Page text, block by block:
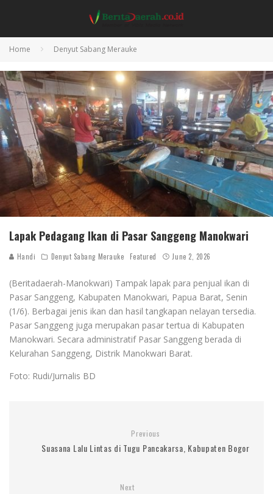
Home Denyut Sabang Merauke
Lapak Pedagang Ikan di Pasar Sanggeng Manokwari
Handi Denyut Sabang Merauke Featured June 2, 2026
(Beritadaerah-Manokwari) Tampak lapak para penjual ikan di
Pasar Sanggeng, Kabupaten Manokwari, Papua Barat, Senin
(1/6). Berbagai jenis ikan dan hasil tangkapan nelayan tersedia.
Pasar Sanggeng juga merupakan pasar tertua di Kabupaten
Manokwari. Secara administratif Pasar Sanggeng berada di
Kelurahan Sanggeng, Distrik Manokwari Barat.
Foto: Rudi/Jurnalis BD
Previous
Suasana Lalu Lintas di Tugu Pancakarsa, Kabupaten Bogor
Next